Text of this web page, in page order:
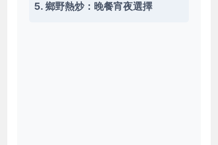
5. 鄉野熱炒：晚餐宵夜選擇